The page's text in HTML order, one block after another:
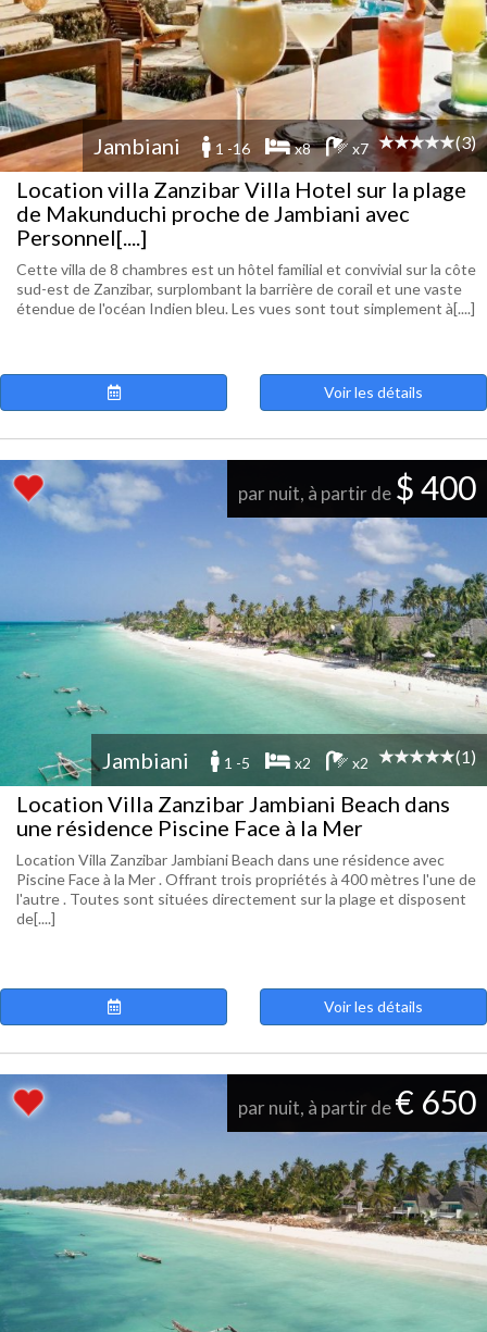
Jambiani 1 -16 x8 x7 (3)
Location villa Zanzibar Villa Hotel sur la plage
de Makunduchi proche de Jambiani avec
Personnel[....]
Cette villa de 8 chambres est un hôtel familial et convivial sur la côte
sud-est de Zanzibar, surplombant la barrière de corail et une vaste
étendue de l'océan Indien bleu. Les vues sont tout simplement à[....]
Voir les détails
par nuit, à partir de $ 400
Jambiani 1 -5 x2 x2 (1)
Location Villa Zanzibar Jambiani Beach dans
une résidence Piscine Face à la Mer
Location Villa Zanzibar Jambiani Beach dans une résidence avec
Piscine Face à la Mer . Offrant trois propriétés à 400 mètres l'une de
l'autre . Toutes sont situées directement sur la plage et disposent
de[....]
Voir les détails
par nuit, à partir de€ 650